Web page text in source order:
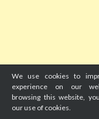
We use cookies to
experience on our
browsing this website,
our use of cookies.